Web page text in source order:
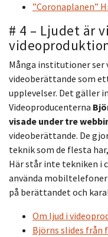
”Coronaplanen”
# 4 – Ljudet är
Många institutioner ser
videoberättande som
upplevelser. Det gäller
Videoproducenterna
visade under tre
videoberättande. De
teknik som de flesta
Här står inte tekniken i
använda
på berättandet och
Om ljud i
Björns slides från